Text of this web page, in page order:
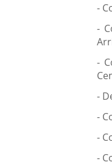
-
-
-
-
-
-
-